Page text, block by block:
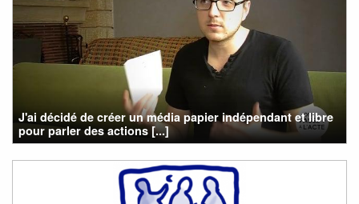
J'ai décidé de créer un média papier indépendant et libre
pour parler des actions [...]